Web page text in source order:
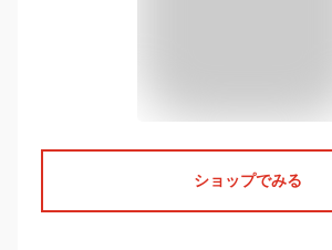
ショップでみる